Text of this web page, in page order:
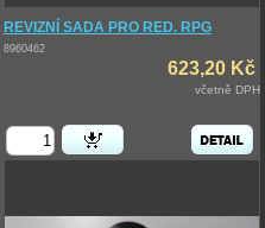
REVIZNÍ SADA PRO RED. RPG
8960462
623,20 Kč
včetně DPH